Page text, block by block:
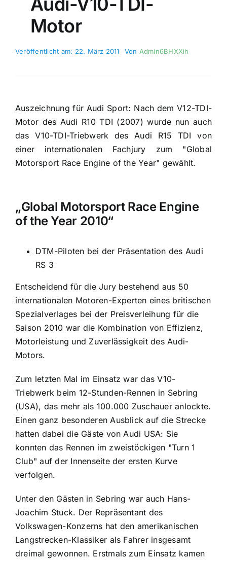
Motor
Veröffentlicht am: 22. März 2011 Von Admin6BHXXih
Auszeichnung für Audi Sport: Nach dem V12-TDI-
Motor des Audi R10 TDI (2007) wurde nun auch
das V10-TDI-Triebwerk des Audi R15 TDI von
einer internationalen Fachjury zum "Global
Motorsport Race Engine of the Year" gewählt.
„Global Motorsport Race Engine
of the Year 2010“
DTM-Piloten bei der Präsentation des Audi
RS 3
Entscheidend für die Jury bestehend aus 50
internationalen Motoren-Experten eines britischen
Spezialverlages bei der Preisverleihung für die
Saison 2010 war die Kombination von Effizienz,
Motorleistung und Zuverlässigkeit des Audi-
Motors.
Zum letzten Mal im Einsatz war das V10-
Triebwerk beim 12-Stunden-Rennen in Sebring
(USA), das mehr als 100.000 Zuschauer anlockte.
Einen ganz besonderen Ausblick auf die Strecke
hatten dabei die Gäste von Audi USA: Sie
konnten das Rennen im zweistöckigen "Turn 1
Club" auf der Innenseite der ersten Kurve
verfolgen.
Unter den Gästen in Sebring war auch Hans-
Joachim Stuck. Der Repräsentant des
Volkswagen-Konzerns hat den amerikanischen
Langstrecken-Klassiker als Fahrer insgesamt
dreimal gewonnen. Erstmals zum Einsatz kamen